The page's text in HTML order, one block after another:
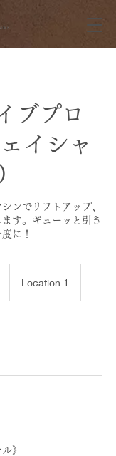
ブプロ
イシャ
ンでリフトアップ、
す。ギューッと引き
に！
Location 1
》